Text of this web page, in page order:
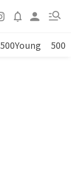
500Young 500